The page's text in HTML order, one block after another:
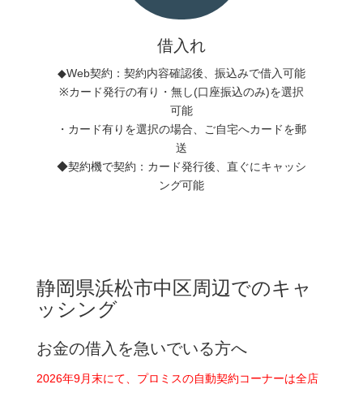
借入れ
◆Web契約：契約内容確認後、振込みで借入可能
※カード発行の有り・無し(口座振込のみ)を選択
可能
・カード有りを選択の場合、ご自宅へカードを郵
送
◆契約機で契約：カード発行後、直ぐにキャッシ
ング可能
静岡県浜松市中区周辺でのキャ
ッシング
お金の借入を急いでいる方へ
2026年9月末にて、プロミスの自動契約コーナーは全店